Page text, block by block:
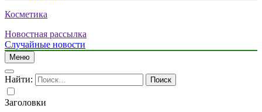
Косметика
Новостная рассылка
Случайные новости
Меню
Найти:
Заголовки